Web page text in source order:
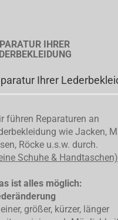
IHRER
Ihrer
führen Reparaturen an
wie Jacken,
Röcke u.s.w. durch.
Schuhe & Handtaschen)
ist alles möglich:
größer, kürzer, länger